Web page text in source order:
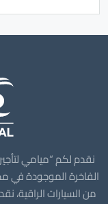
نقدم لكم “ميامي
الفاخرة الموجودة في
من السيارات الراقية،